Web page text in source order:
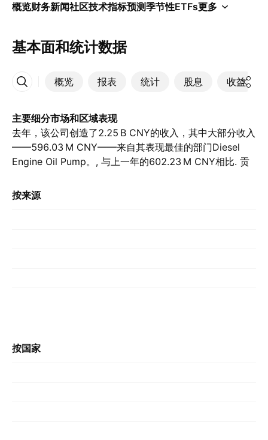
概览财务新闻社区技术指标预测季节性ETFs更多
基本面和统计数据
概览 报表 统计 股息 收益
更多
主要细分市场和区域表现
去年，该公司创造了‪2.25 B‬ CNY的收入，其中大部分收入
——‪596.03 M‬ CNY——来自其表现最佳的部门Diesel
Engine Oil Pump。, 与上一年的‪602.23 M‬ CNY相比. 贡
1.89 B‬ CNY。, 前一年的‪1.62 B‬ CNY.
按来源
按国家